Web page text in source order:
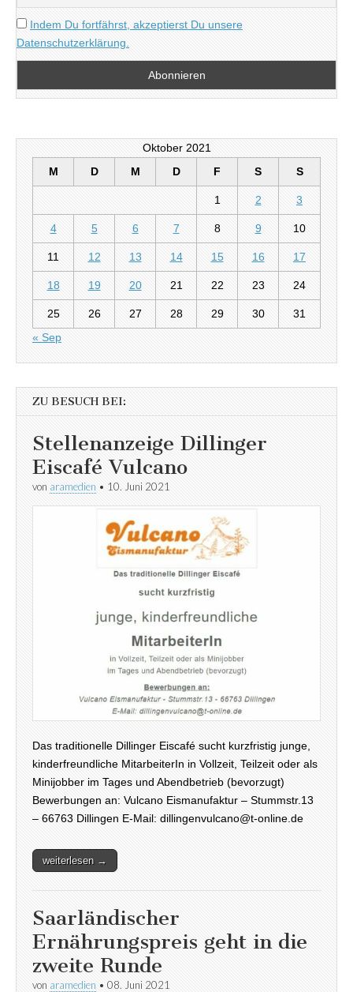
Indem Du fortfährst, akzeptierst Du unsere
Datenschutzerklärung.
Oktober 2021
M
D M D F S S
1 2 3
4 5 6 7 8 9 10
11 12 13 14 15 16 17
18 19 20 21 22 23 24
25 26 27 28 29 30
31
« Sep
ZU BESUCH BEI:
Stellenanzeige Dillinger
Eiscafé Vulcano
von aramedien • 10. Juni 2021
Das traditionelle Dillinger Eiscafé sucht kurzfristig junge,
kinderfreundliche MitarbeiterIn in Vollzeit, Teilzeit oder als
Minijobber im Tages und Abendbetrieb (bevorzugt)
Bewerbungen an: Vulcano Eismanufaktur – Stummstr.13
– 66763 Dillingen E-Mail: dillingenvulcano@t-online.de
weiterlesen →
Saarländischer
Ernährungspreis geht in die
zweite Runde
von aramedien • 08. Juni 2021